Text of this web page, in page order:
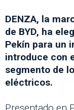
DENZA, la
de BYD, ha
Pekín para un
introduce con
segmento de
eléctricos.
Presentado en